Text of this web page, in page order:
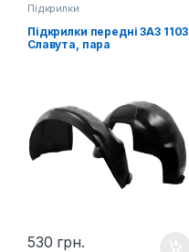
Підкрилки
Підкрилки передні ЗАЗ 1103
Славута, пара
530 грн.